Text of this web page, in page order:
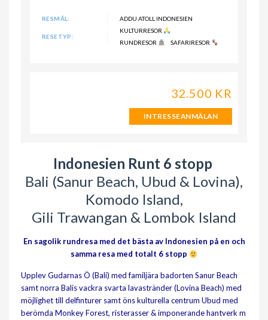
RESMÅL: ADDU ATOLL INDONESIEN
RESETYP:
KULTURRESOR
RUNDRESOR
SAFARIRESOR
32.500 KR
INTRESSEANMÄLAN
Indonesien Runt 6 stopp
Bali (Sanur Beach, Ubud & Lovina),
Komodo Island,
Gili Trawangan & Lombok Island
En sagolik rundresa med det bästa av Indonesien på en och
samma resa med totalt 6 stopp
Upplev Gudarnas Ö (Bali) med familjära badorten Sanur Beach
samt norra Balis vackra svarta lavastränder (Lovina Beach) med
möjlighet till delfinturer samt öns kulturella centrum Ubud med
berömda Monkey Forest, risterasser & imponerande hantverk m